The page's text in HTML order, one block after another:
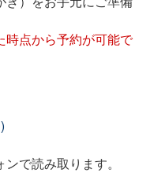
時点から予約が可能で
で読み取ります。